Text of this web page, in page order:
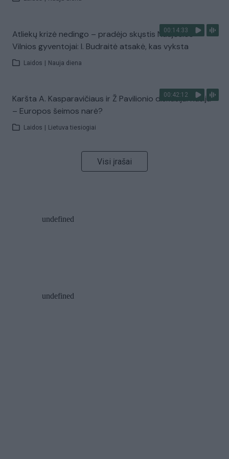
00:14:33
Atliekų krizė nedingo – pradėjo skųstis Naujosios
Vilnios gyventojai: I. Budraitė atsakė, kas vyksta
Laidos Nauja diena
00:42:12
Karšta A. Kasparavičiaus ir Ž Pavilionio diskusija: Rusija
– Europos šeimos narė?
Laidos Lietuva tiesiogiai
Visi įrašai